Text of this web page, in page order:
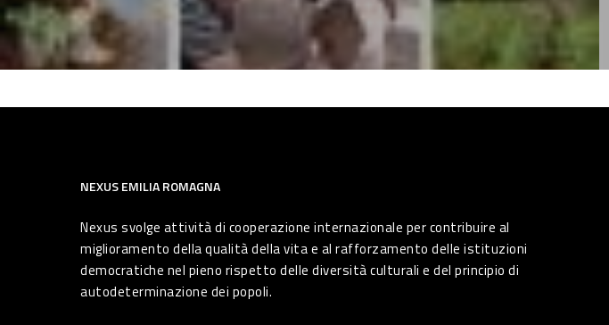
NEXUS EMILIA ROMAGNA
Nexus svolge attività di cooperazione internazionale per contribuire al
miglioramento della qualità della vita e al rafforzamento delle istituzioni
democratiche nel pieno rispetto delle diversità culturali e del principio di
autodeterminazione dei popoli.